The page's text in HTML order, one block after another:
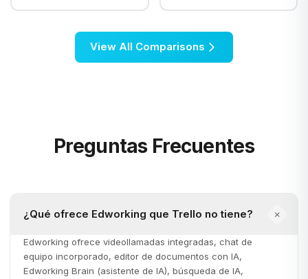
View All Comparisons
Preguntas Frecuentes
¿Qué ofrece Edworking que Trello no tiene?
Edworking ofrece videollamadas integradas, chat de
equipo incorporado, editor de documentos con IA,
Edworking Brain (asistente de IA), búsqueda de IA,